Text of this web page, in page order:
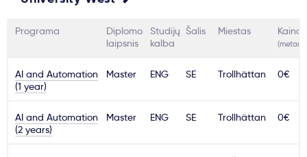
Kur studijuoti?
Programa
Diplomo
laipsnis
Studijų
kalba
Šalis Miestas Kaina
AI and Automation
(1 year)
Master ENG SE Trollhättan 0€
AI and Automation
(2 years)
Master ENG SE Trollhättan 0€